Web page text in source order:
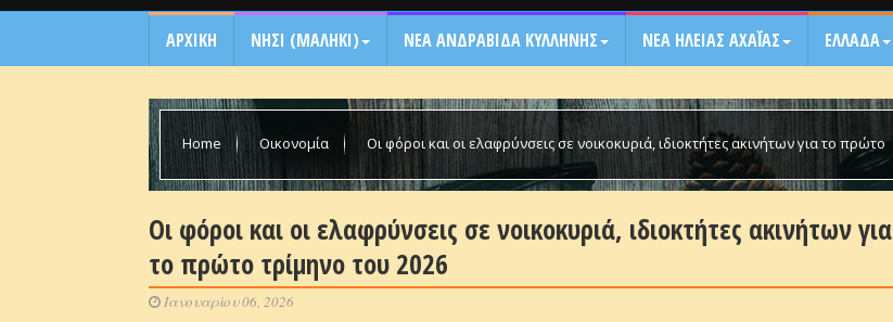
ΑΡΧΙΚΗ NΗΣΙ (ΜΑΛΗΚΙ) ΝΕΑ ΑΝΔΡΑΒΙΔΑ ΚΥΛΛΗΝΗΣ ΝΕΑ ΗΛΕΙΑΣ ΑΧΑΪ́ΑΣ ΕΛΛΑΔΑ
Home Οικονομία Οι φόροι και οι ελαφρύνσεις σε νοικοκυριά, ιδιοκτήτες ακινήτων για το πρώτο
Οι φόροι και οι ελαφρύνσεις σε νοικοκυριά, ιδιοκτήτες ακινήτων για
το πρώτο τρίμηνο του 2026
Ιανουαρίου 06, 2026